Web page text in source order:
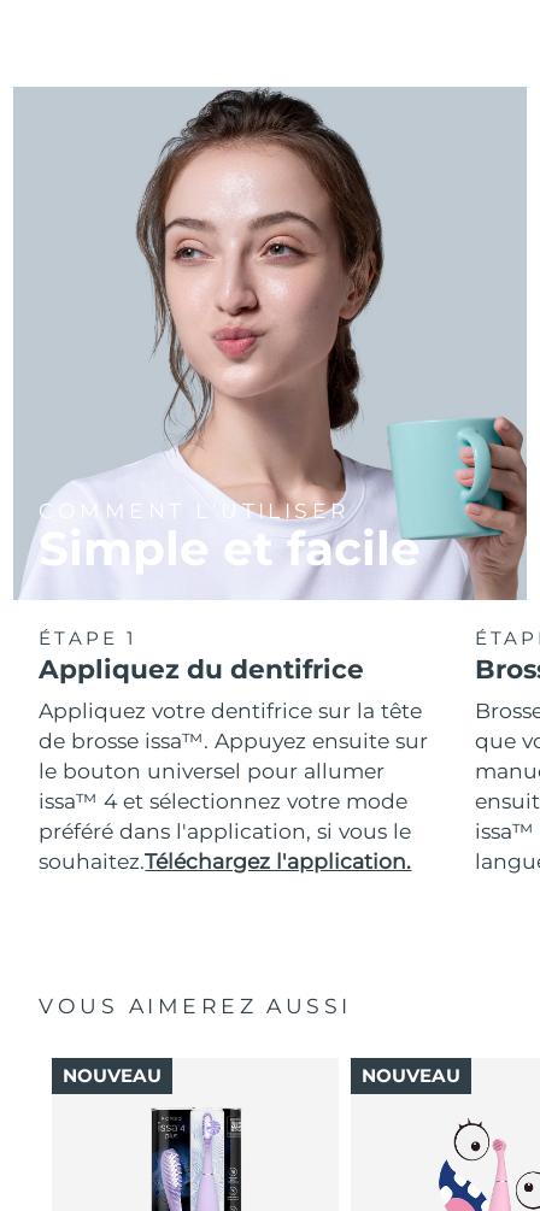
COMMENT L'UTILISER
Simple et facile
ÉTAPE 1
Appliquez du dentifrice
Appliquez votre dentifrice sur la tête
de brosse issa™. Appuyez ensuite sur
le bouton universel pour allumer
issa™ 4 et sélectionnez votre mode
préféré dans l'application, si vous le
souhaitez.Téléchargez l'application.
que
issa™
VOUS AIMEREZ AUSSI
NOUVEAU NOUVEAU